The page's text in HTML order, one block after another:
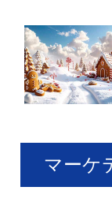
マーケ